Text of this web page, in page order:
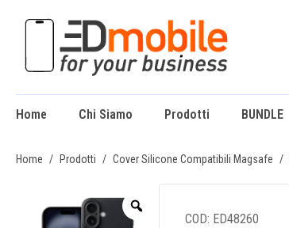
Home Chi Siamo Prodotti BUNDLE
Home / Prodotti / Cover Silicone Compatibili Magsafe /
COD: ED48260